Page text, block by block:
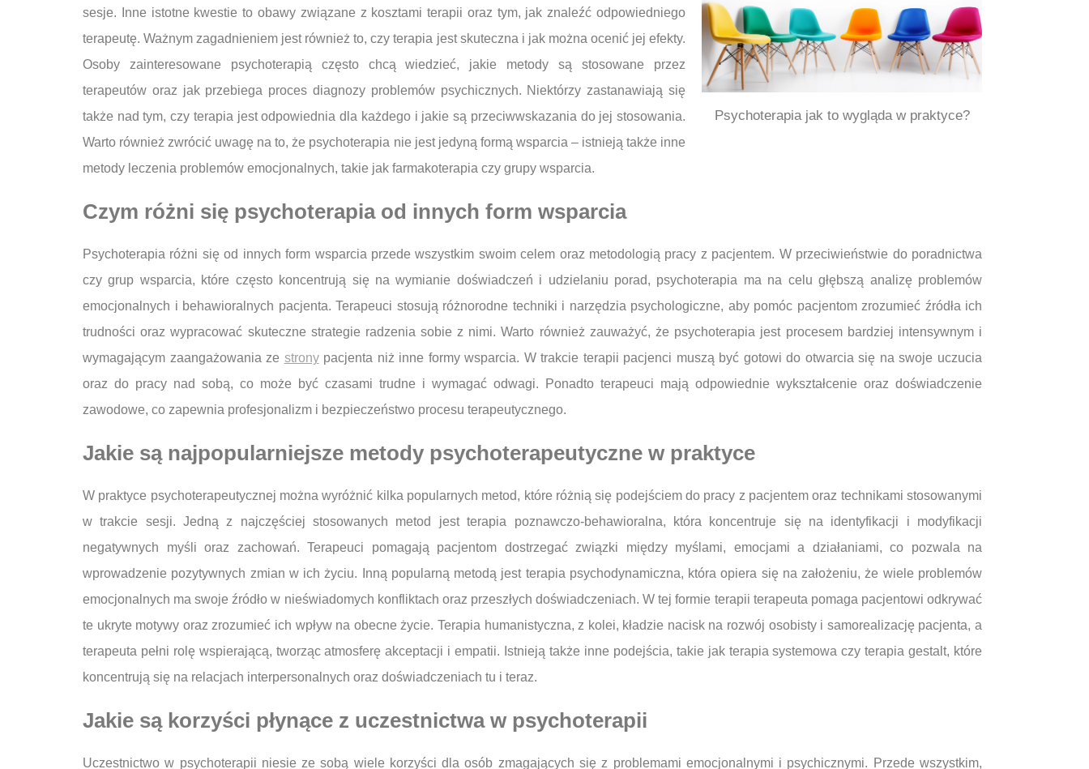
Psychoterapia jak to wygląda w praktyce?
sesje. Inne istotne kwestie to obawy związane z kosztami terapii oraz tym, jak znaleźć odpowiedniego
terapeutę. Ważnym zagadnieniem jest również to, czy terapia jest skuteczna i jak można ocenić jej efekty.
Osoby zainteresowane psychoterapią często chcą wiedzieć, jakie metody są stosowane przez
terapeutów oraz jak przebiega proces diagnozy problemów psychicznych. Niektórzy zastanawiają się
także nad tym, czy terapia jest odpowiednia dla każdego i jakie są przeciwwskazania do jej stosowania.
Warto również zwrócić uwagę na to, że psychoterapia nie jest jedyną formą wsparcia – istnieją także inne
metody leczenia problemów emocjonalnych, takie jak farmakoterapia czy grupy wsparcia.
Czym różni się psychoterapia od innych form wsparcia
Psychoterapia różni się od innych form wsparcia przede wszystkim swoim celem oraz metodologią pracy z pacjentem. W przeciwieństwie do poradnictwa
czy grup wsparcia, które często koncentrują się na wymianie doświadczeń i udzielaniu porad, psychoterapia ma na celu głębszą analizę problemów
emocjonalnych i behawioralnych pacjenta. Terapeuci stosują różnorodne techniki i narzędzia psychologiczne, aby pomóc pacjentom zrozumieć źródła ich
trudności oraz wypracować skuteczne strategie radzenia sobie z nimi. Warto również zauważyć, że psychoterapia jest procesem bardziej intensywnym i
wymagającym zaangażowania ze stronypacjenta niż inne formy wsparcia. W trakcie terapii pacjenci muszą być gotowi do otwarcia się na swoje uczucia
oraz do pracy nad sobą, co może być czasami trudne i wymagać odwagi. Ponadto terapeuci mają odpowiednie wykształcenie oraz doświadczenie
zawodowe, co zapewnia profesjonalizm i bezpieczeństwo procesu terapeutycznego.
Jakie są najpopularniejsze metody psychoterapeutyczne w praktyce
W praktyce psychoterapeutycznej można wyróżnić kilka popularnych metod, które różnią się podejściem do pracy z pacjentem oraz technikami stosowanymi
w trakcie sesji. Jedną z najczęściej stosowanych metod jest terapia poznawczo-behawioralna, która koncentruje się na identyfikacji i modyfikacji
negatywnych myśli oraz zachowań. Terapeuci pomagają pacjentom dostrzegać związki między myślami, emocjami a działaniami, co pozwala na
wprowadzenie pozytywnych zmian w ich życiu. Inną popularną metodą jest terapia psychodynamiczna, która opiera się na założeniu, że wiele problemów
emocjonalnych ma swoje źródło w nieświadomych konfliktach oraz przeszłych doświadczeniach. W tej formie terapii terapeuta pomaga pacjentowi odkrywać
te ukryte motywy oraz zrozumieć ich wpływ na obecne życie. Terapia humanistyczna, z kolei, kładzie nacisk na rozwój osobisty i samorealizację pacjenta, a
terapeuta pełni rolę wspierającą, tworząc atmosferę akceptacji i empatii. Istnieją także inne podejścia, takie jak terapia systemowa czy terapia gestalt, które
koncentrują się na relacjach interpersonalnych oraz doświadczeniach tu i teraz.
Jakie są korzyści płynące z uczestnictwa w psychoterapii
Uczestnictwo w psychoterapii niesie ze sobą wiele korzyści dla osób zmagających się z problemami emocjonalnymi i psychicznymi. Przede wszystkim,